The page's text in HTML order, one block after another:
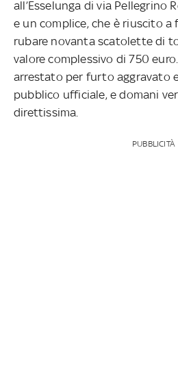
all’Esselunga di via Pellegrino
e un complice, che è riuscito a
rubare novanta scatolette di
valore complessivo di 750
arrestato per furto aggravato
pubblico ufficiale, e domani
direttissima.
PUBBLICITÀ